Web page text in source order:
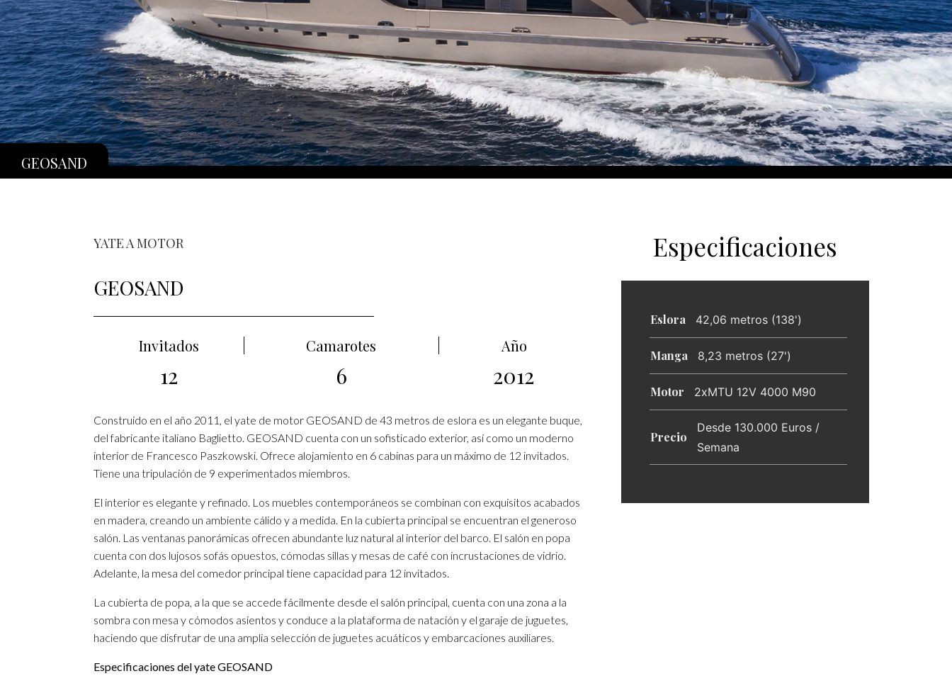
GEOSAND
YATE A MOTOR
GEOSAND
Invitados Camarotes Año
12 6 2012
Construido en el año 2011, el yate de motor GEOSAND de 43 metros de eslora es un elegante buque,
del fabricante italiano Baglietto. GEOSAND cuenta con un sofisticado exterior, así como un moderno
interior de Francesco Paszkowski. Ofrece alojamiento en 6 cabinas para un máximo de 12 invitados.
Tiene una tripulación de 9 experimentados miembros.
El interior es elegante y refinado. Los muebles contemporáneos se combinan con exquisitos acabados
en madera, creando un ambiente cálido y a medida. En la cubierta principal se encuentran el generoso
salón. Las ventanas panorámicas ofrecen abundante luz natural al interior del barco. El salón en popa
cuenta con dos lujosos sofás opuestos, cómodas sillas y mesas de café con incrustaciones de vidrio.
Adelante, la mesa del comedor principal tiene capacidad para 12 invitados.
La cubierta de popa, a la que se accede fácilmente desde el salón principal, cuenta con una zona a la
sombra con mesa y cómodos asientos y conduce a la plataforma de natación y el garaje de juguetes,
haciendo que disfrutar de una amplia selección de juguetes acuáticos y embarcaciones auxiliares.
Especificaciones del yate GEOSAND
Especificaciones
Eslora 42,06 metros (138')
Manga 8,23 metros (27')
Motor 2xMTU 12V 4000 M90
Precio
Desde 130.000 Euros /
Semana